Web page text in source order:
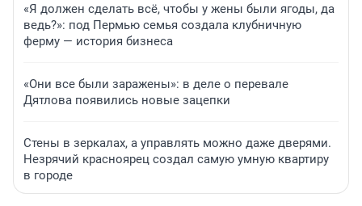
«Я должен сделать всё, чтобы у жены были ягоды, да
ведь?»: под Пермью семья создала клубничную
ферму — история бизнеса
«Они все были заражены»: в деле о перевале
Дятлова появились новые зацепки
Стены в зеркалах, а управлять можно даже дверями.
Незрячий красноярец создал самую умную квартиру
в городе